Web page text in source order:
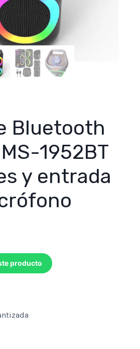
Bluetooth
1952BT
y entrada
producto